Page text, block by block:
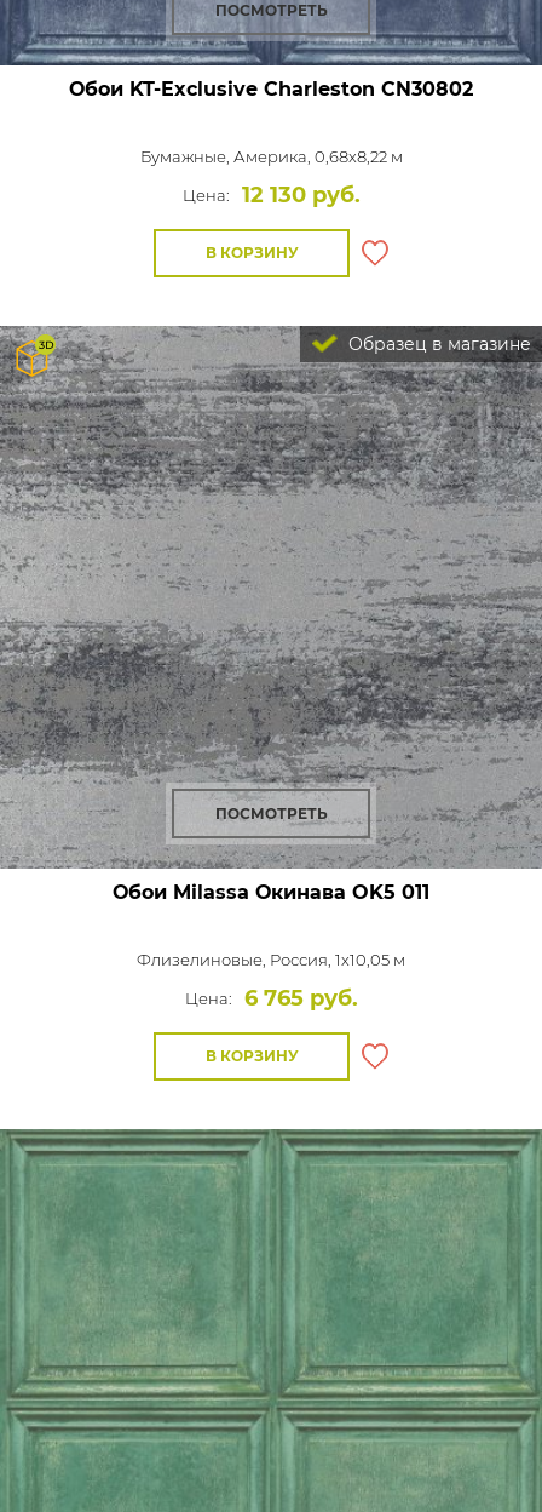
ПОСМОТРЕТЬ
Обои KT-Exclusive Charleston CN30802
Бумажные, Америка, 0,68x8,22 м
Цена:
12 130 руб.
В КОРЗИНУ
Образец в магазине
ПОСМОТРЕТЬ
Обои Milassa Окинава OK5 011
Флизелиновые, Россия, 1x10,05 м
Цена:
6 765 руб.
В КОРЗИНУ